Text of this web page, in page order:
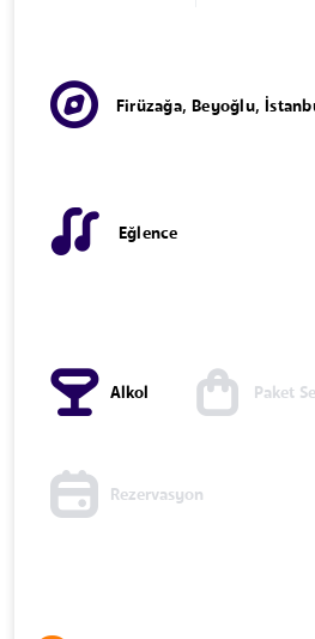
Firüzağa, Beyoğlu,
Eğlence
Alkol Paket
Rezervasyon